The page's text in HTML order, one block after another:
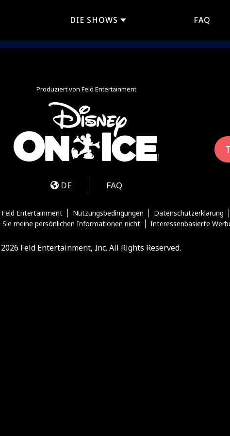
DIE SHOWS FAQ
Produziert von Feld Entertainment
DE FAQ
Feld Entertainment Nutzungsbedingungen Datenschutzerklärung
meine persönlichen Informationen nicht
Interessenbasierte
Feld Entertainment, Inc. All Rights Reserved.